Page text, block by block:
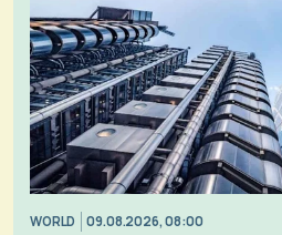
WORLD 09.08.2026, 08:00